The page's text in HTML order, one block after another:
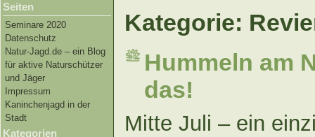
Seiten
Seminare 2020
Datenschutz
Natur-Jagd.de – ein Blog
für aktive Naturschützer
und Jäger
Impressum
Kaninchenjagd in der
Stadt
Kategorien
Kategorie:
Hummeln am
das!
Mitte Juli – ein